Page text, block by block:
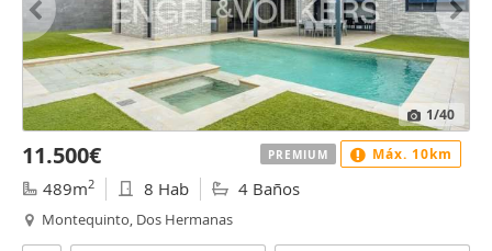
1/40
11.500€
489m2 8 Hab 4 Baños
Montequinto, Dos Hermanas
PREMIUM Máx. 10km